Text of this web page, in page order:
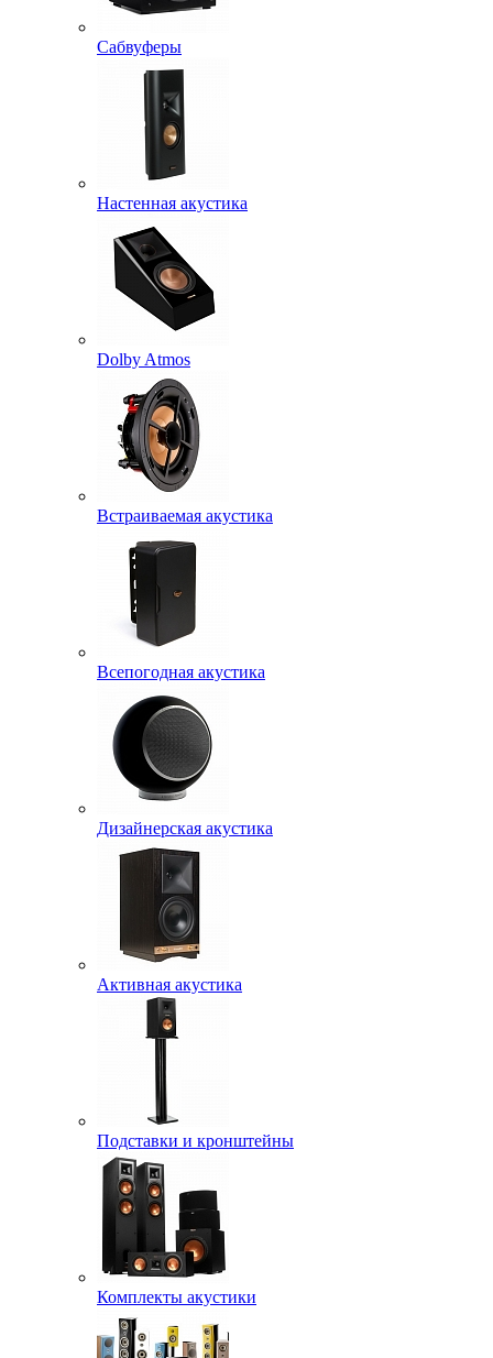
Сабвуферы
Настенная акустика
Dolby Atmos
Встраиваемая акустика
Всепогодная акустика
Дизайнерская акустика
Активная акустика
Подставки и кронштейны
Комплекты акустики